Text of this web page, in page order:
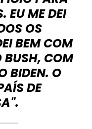
EU ME DEI
OS
BEM COM
BUSH, COM
BIDEN. O
DE